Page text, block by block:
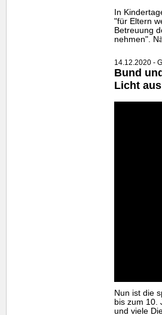
In
"für Eltern
Betreuung
nehmen".
14.12.2020 -
Bund
Licht aus
Nun ist die
bis zum 10.
und viele